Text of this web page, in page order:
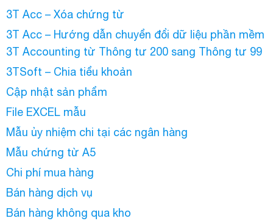
3T Acc – Xóa chứng từ
3T Acc – Hướng dẫn chuyển đổi dữ liệu phần mềm
3T Accounting từ Thông tư 200 sang Thông tư 99
3TSoft – Chia tiểu khoản
Cập nhật sản phẩm
File EXCEL mẫu
Mẫu ủy nhiệm chi tại các ngân hàng
Mẫu chứng từ A5
Chi phí mua hàng
Bán hàng dịch vụ
Bán hàng không qua kho